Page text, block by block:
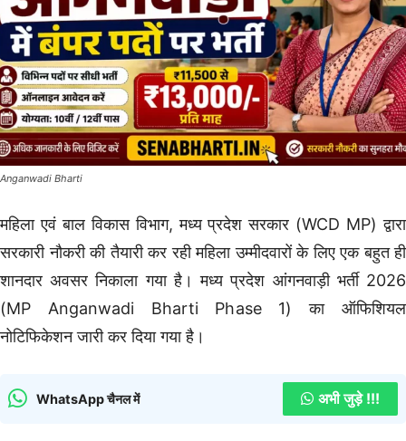
Bharti
महिला एवं बाल विकास विभाग, मध्य प्रदेश सरकार (WCD MP) द्वारा
सरकारी नौकरी की तैयारी कर रही महिला उम्मीदवारों के लिए एक बहुत ही
शानदार अवसर निकाला गया है। मध्य प्रदेश आंगनवाड़ी भर्ती 2026
(MP Anganwadi Bharti Phase 1) का ऑफिशियल
नोटिफिकेशन जारी कर दिया गया है।
WhatsApp चैनल में अभी जुड़े !!!